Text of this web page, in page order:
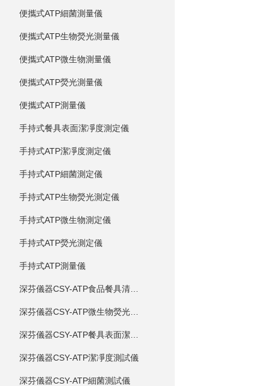
便攜式ATP細菌測量儀
便攜式ATP生物熒光測量儀
便攜式ATP微生物測量儀
便攜式ATP熒光測量儀
便攜式ATP測量儀
手持式餐具表面潔凈度測定儀
手持式ATP潔凈度測定儀
手持式ATP細菌測定儀
手持式ATP生物熒光測定儀
手持式ATP微生物測定儀
手持式ATP熒光測定儀
手持式ATP測量儀
深芬儀器CSY-ATP潔凈度測試儀
深芬儀器CSY-ATP細菌測試儀